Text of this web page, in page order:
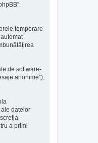
temporare
de software-
anonime”),
ale datelor
a primi